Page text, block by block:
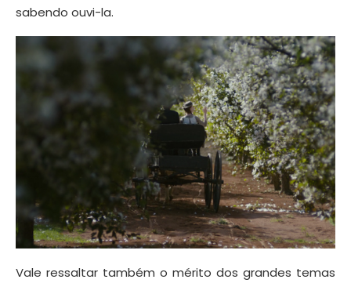
sabendo ouvi-la.
Vale ressaltar também o mérito dos grandes temas